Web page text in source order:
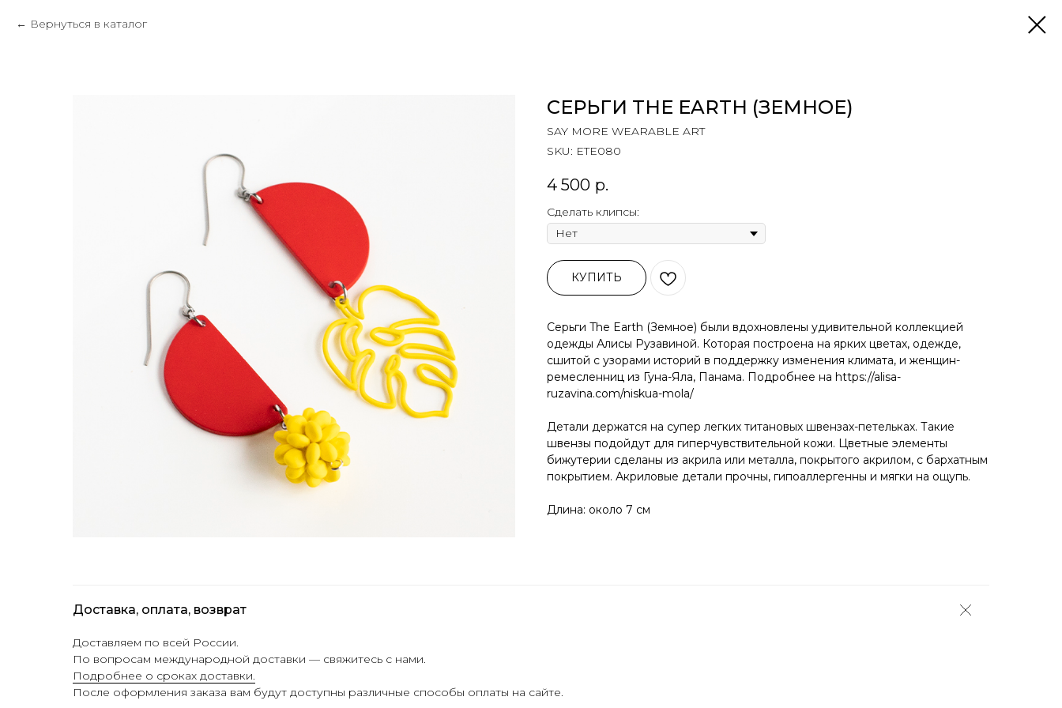
Вернуться в каталог
СЕРЬГИ THE EARTH (ЗЕМНОЕ)
SAY MORE WEARABLE ART
SKU: ETE080
4 500 р.
Сделать клипсы:
КУПИТЬ
Серьги The Earth (Земное) были вдохновлены удивительной коллекцией
одежды Алисы Рузавиной. Которая построена на ярких цветах, одежде,
сшитой с узорами историй в поддержку изменения климата, и женщин-
ремесленниц из Гуна-Яла, Панама. Подробнее на https://alisa-
ruzavina.com/niskua-mola/
Детали держатся на супер легких титановых швензах-петельках. Такие
швензы подойдут для гиперчувствительной кожи. Цветные элементы
бижутерии сделаны из акрила или металла, покрытого акрилом, с бархатным
покрытием. Акриловые детали прочны, гипоаллергенны и мягки на ощупь.
Длина: около 7 см
Доставка, оплата, возврат
Доставляем по всей России.
По вопросам международной доставки — свяжитесь с нами.
Подробнее о сроках доставки.
После оформления заказа вам будут доступны различные способы оплаты на сайте.